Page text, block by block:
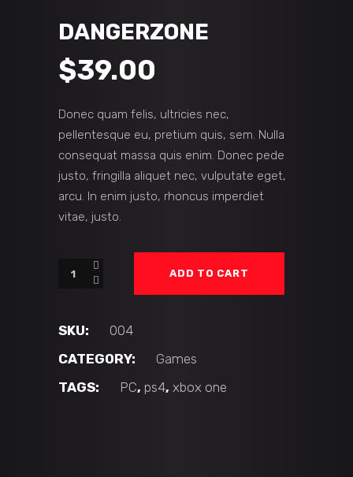
DANGERZONE
$39.00
Donec quam felis, ultricies nec,
pellentesque eu, pretium quis, sem. Nulla
consequat massa quis enim. Donec pede
justo, fringilla aliquet nec, vulputate eget,
arcu. In enim justo, rhoncus imperdiet
vitae, justo.
Dangerzone
quantity
ADD TO CART
SKU:
004
CATEGORY:
Games
TAGS:
PC, ps4, xbox one